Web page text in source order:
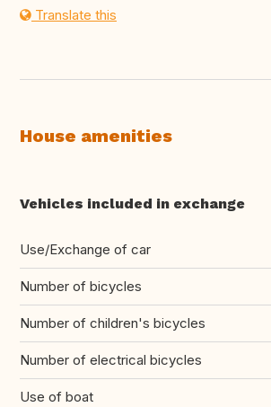
Translate this
House amenities
Vehicles included in exchange
Use/Exchange of car
Number of bicycles
Number of children's bicycles
Number of electrical bicycles
Use of boat